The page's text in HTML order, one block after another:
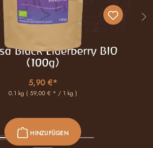
Black Elderberry BIO
(100g)
5,90 €*
0.1 kg ( 59,00 € * / 1 kg )
HINZUFÜGEN